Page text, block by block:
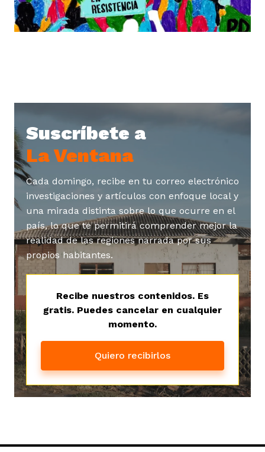
Suscríbete a
La Ventana
Cada domingo, recibe en tu correo electrónico
investigaciones y artículos con enfoque local y
una mirada distinta sobre lo que ocurre en el
país, lo que te permitirá comprender mejor la
realidad de las regiones narrada por sus
propios habitantes.
Recibe nuestros contenidos. Es
gratis. Puedes cancelar en cualquier
momento.
Quiero recibirlos